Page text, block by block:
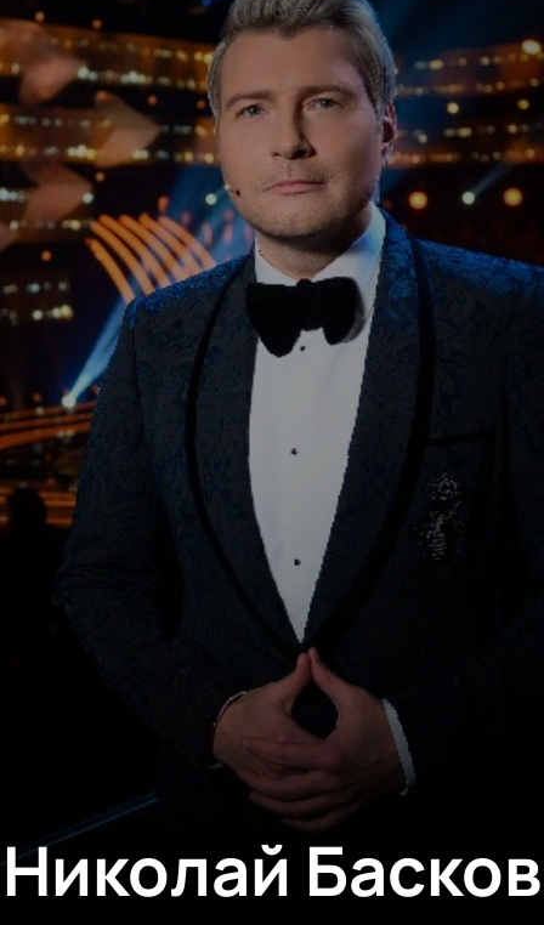
Николай Басков